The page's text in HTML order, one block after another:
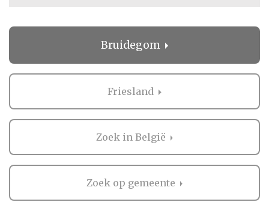
van jullie bruiloft. Bovendien vind je op
Trouwen.nl alle professionals voor je
Voor zowel Bruidegom als vele andere
onderdelen voor de bruiloft kan je op
Trouwen.nl veel inspiratie vinden. En heb je
iets gezien dat je aanspreekt? Dan kan je
direct contact opnemen bij de professional
Bruidegom
Friesland
Zoek in België
Zoek op gemeente